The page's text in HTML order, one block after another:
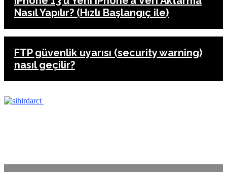
Nasıl Yapılır? (Hızlı Başlangıç ile)
FTP güvenlik uyarısı (security warning)
nasıl geçilir?